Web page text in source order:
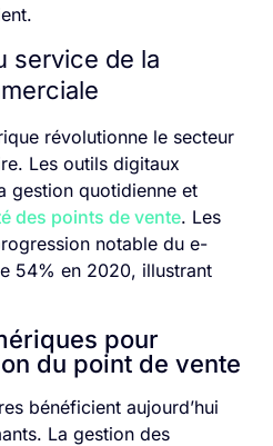
service de la
révolutionne le secteur
Les outils digitaux
gestion quotidienne et
des points de vente. Les
notable du e-
54% en 2020, illustrant
pour
du point de vente
bénéficient aujourd’hui
La gestion des